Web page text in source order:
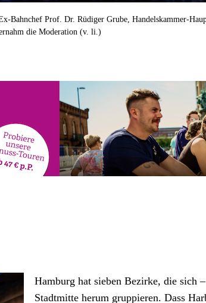
Bahnchef Prof. Dr. Rüdiger Grube, Handelskammer-
die Moderation (v. li.)
Hamburg hat sieben Bezirke, die sich
Stadtmitte herum gruppieren. Dass